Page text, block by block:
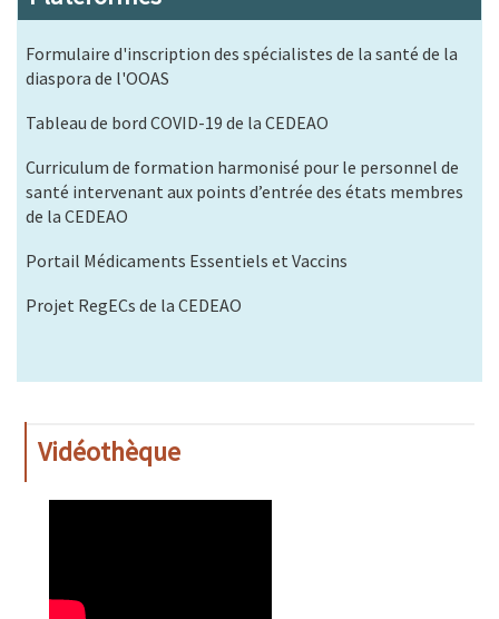
Formulaire d'inscription des spécialistes de la santé de la
diaspora de l'OOAS
Tableau de bord COVID-19 de la CEDEAO
Curriculum de formation harmonisé pour le personnel de
santé intervenant aux points d’entrée des états membres
de la CEDEAO
Portail Médicaments Essentiels et Vaccins
Projet RegECs de la CEDEAO
Vidéothèque